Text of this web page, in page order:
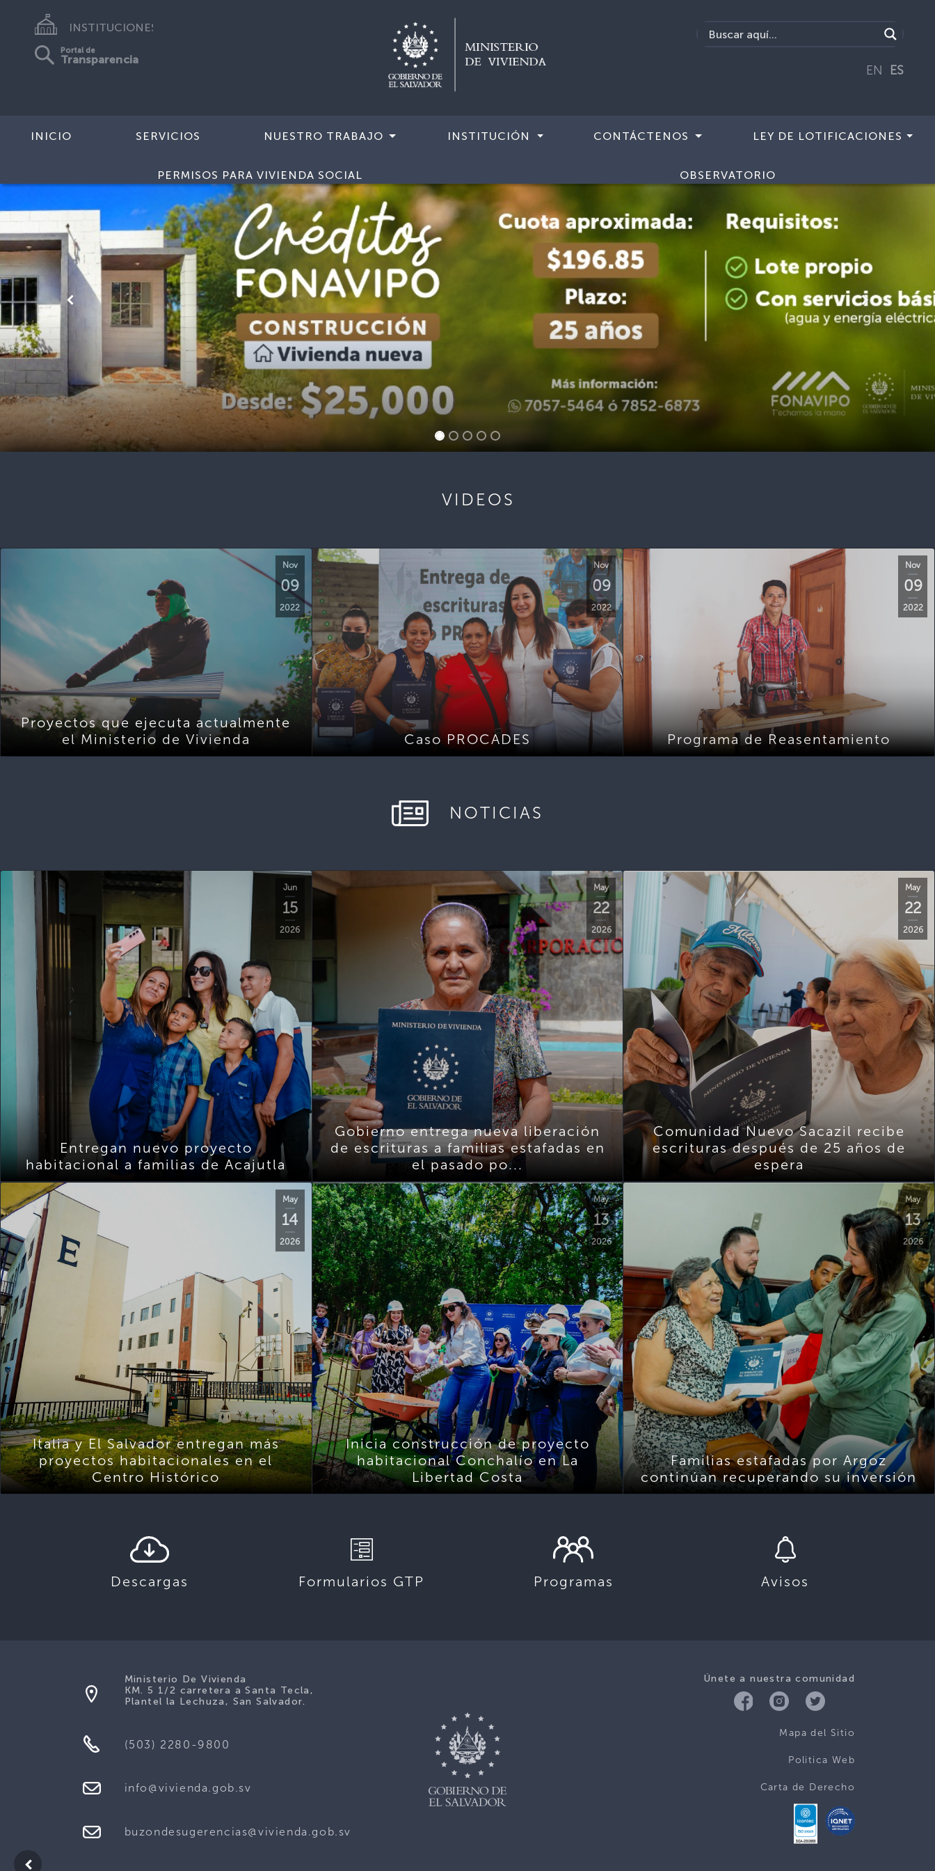
INSTITUCIONES
Portal de
Transparencia
EN ES
INICIO SERVICIOS NUESTRO TRABAJO INSTITUCIÓN CONTÁCTENOS LEY DE LOTIFICACIONES
PERMISOS PARA VIVIENDA SOCIAL OBSERVATORIO
Anterior Siguiente
VIDEOS
Nov
09
2022
Proyectos que ejecuta actualmente
el Ministerio de Vivienda
Nov
09
2022
Caso PROCADES
Nov
09
2022
Programa de Reasentamiento
NOTICIAS
Jun
15
2026
Entregan nuevo proyecto
habitacional a familias de Acajutla
May
22
2026
Gobierno entrega nueva liberación
de escrituras a familias estafadas en
el pasado po...
May
22
2026
Comunidad Nuevo Sacazil recibe
escrituras después de 25 años de
espera
May
14
2026
Italia y El Salvador entregan más
proyectos habitacionales en el
Centro Histórico
May
13
2026
Inicia construcción de proyecto
habitacional Conchalío en La
Libertad Costa
May
13
2026
Familias estafadas por Argoz
continúan recuperando su inversión
Descargas Formularios GTP Programas Avisos
Únete a nuestra comunidad
Mapa del Sitio
Politica Web
Carta de Derecho
Ministerio De Vivienda
KM. 5 1/2 carretera a Santa Tecla,
Plantel la Lechuza, San Salvador.
(503) 2280-9800
info@vivienda.gob.sv
buzondesugerencias@vivienda.gob.sv